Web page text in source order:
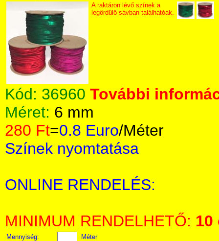
A raktáron lévő színek a
legördülő sávban találhatóak.
Kód: 36960 További
Méret: 6 mm
280 Ft=0.8 Euro/Méter
Színek nyomtatása
ONLINE RENDELÉS:
MINIMUM RENDELHETŐ: 10
Mennyiség: Méter